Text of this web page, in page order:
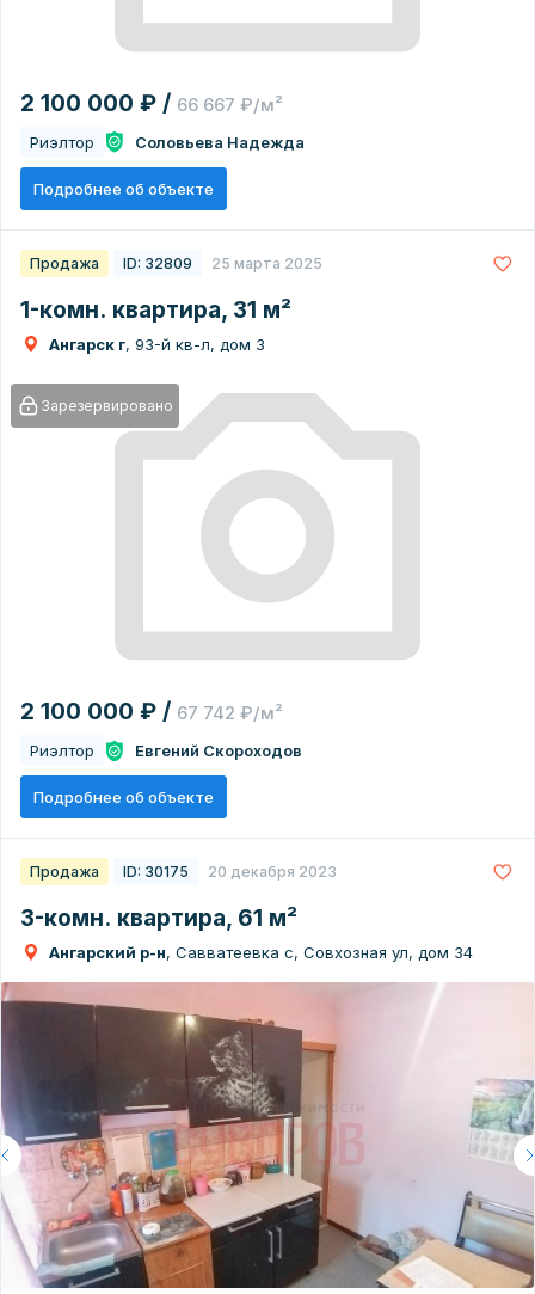
2 100 000 ₽ / 66 667 ₽/м²
Риэлтор Соловьева Надежда
Подробнее об объекте
Продажа ID: 32809 25 марта 2025
1-комн. квартира, 31 м²
Ангарск г, 93-й кв-л, дом 3
Зарезервировано
2 100 000 ₽ / 67 742 ₽/м²
Риэлтор Евгений Скороходов
Подробнее об объекте
Продажа ID: 30175 20 декабря 2023
3-комн. квартира, 61 м²
Ангарский р-н, Савватеевка с, Совхозная ул, дом 34